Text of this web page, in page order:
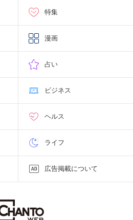
特集
漫画
占い
ビジネス
ヘルス
ライフ
広告掲載について